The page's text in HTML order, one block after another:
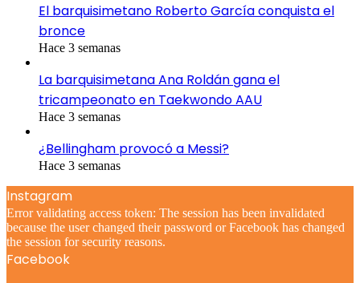
El barquisimetano Roberto García conquista el
bronce
Hace 3 semanas
La barquisimetana Ana Roldán gana el
tricampeonato en Taekwondo AAU
Hace 3 semanas
¿Bellingham provocó a Messi?
Hace 3 semanas
Instagram
Error validating access token: The session has been invalidated
because the user changed their password or Facebook has changed
the session for security reasons.
Facebook